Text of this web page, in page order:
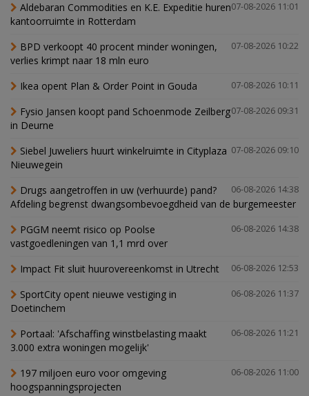
07-08-2026 11:01
Aldebaran Commodities en K.E. Expeditie huren
kantoorruimte in Rotterdam
07-08-2026 10:22
BPD verkoopt 40 procent minder woningen,
verlies krimpt naar 18 mln euro
07-08-2026 10:11
Ikea opent Plan & Order Point in Gouda
07-08-2026 09:31
Fysio Jansen koopt pand Schoenmode Zeilberg
in Deurne
07-08-2026 09:10
Siebel Juweliers huurt winkelruimte in Cityplaza
Nieuwegein
06-08-2026 14:38
Drugs aangetroffen in uw (verhuurde) pand?
Afdeling begrenst dwangsombevoegdheid van de burgemeester
06-08-2026 14:38
PGGM neemt risico op Poolse
vastgoedleningen van 1,1 mrd over
06-08-2026 12:53
Impact Fit sluit huurovereenkomst in Utrecht
06-08-2026 11:37
SportCity opent nieuwe vestiging in
Doetinchem
06-08-2026 11:21
Portaal: 'Afschaffing winstbelasting maakt
3.000 extra woningen mogelijk'
06-08-2026 11:00
197 miljoen euro voor omgeving
hoogspanningsprojecten